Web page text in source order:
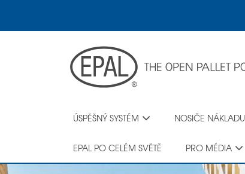
main
ÚSPĚŠNÝ SYSTÉM NOSIČE NÁKLADU
EPAL PO CELÉM SVĚTĚ PRO MÉDIA